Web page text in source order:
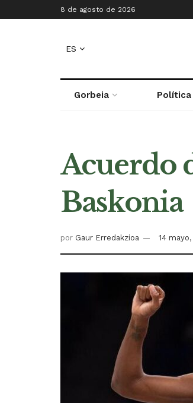
8 de agosto de 2026
ES
Gorbeia Política
Acuerdo
Baskonia
por Gaur Erredakzioa 14